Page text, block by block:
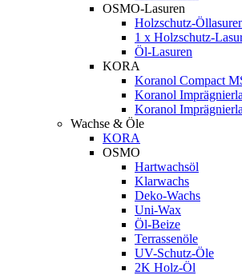
OSMO-Lasuren
Holzschutz-
1 x Holzschutz-
Öl-Lasuren
KORA
Koranol Compact
Koranol
Koranol
Wachse & Öle
KORA
OSMO
Hartwachsöl
Klarwachs
Deko-Wachs
Uni-Wax
Öl-Beize
Terrassenöle
UV-Schutz-Öle
2K Holz-Öl